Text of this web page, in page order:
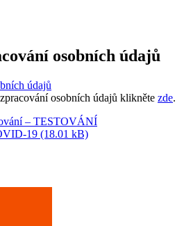
osobních údajů
údajů
osobních údajů klikněte zde.
– TESTOVÁNÍ
19 (18.01 kB)